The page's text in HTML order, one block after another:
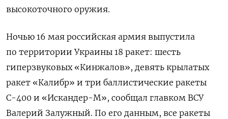
высокоточного оружия.
Ночью 16 мая российская армия выпустила
по территории Украины 18 ракет: шесть
гиперзвуковых «Кинжалов», девять крылатых
ракет «Калибр» и три баллистические ракеты
С-400 и «Искандер-М», сообщал главком ВСУ
Валерий Залужный. По его данным, все ракеты